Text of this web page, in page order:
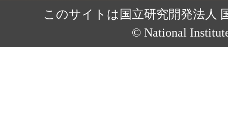
このサイトは国立研究開発法人
© National